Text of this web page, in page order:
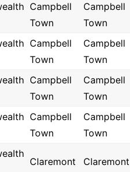
Campbell
Town
Campbell
Town
Campbell
Town
Campbell
Town
Campbell
Town
Campbell
Town
Campbell
Town
Campbell
Town
Claremont Claremont